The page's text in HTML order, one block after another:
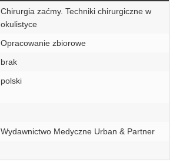
Chirurgia zaćmy. Techniki chirurgiczne w
okulistyce
Opracowanie zbiorowe
brak
polski
Wydawnictwo Medyczne Urban & Partner